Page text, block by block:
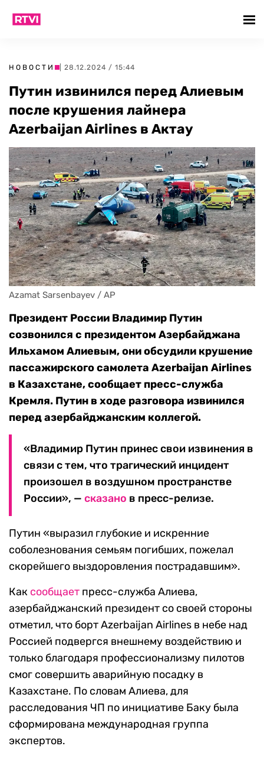
НОВОСТИ | 28.12.2024 / 15:44
Путин извинился перед Алиевым
после крушения лайнера
Azerbaijan Airlines в Актау
Azamat Sarsenbayev / AP
Президент России Владимир Путин
созвонился с президентом Азербайджана
Ильхамом Алиевым, они обсудили крушение
пассажирского самолета Azerbaijan Airlines
в Казахстане, сообщает пресс-служба
Кремля. Путин в ходе разговора извинился
перед азербайджанским коллегой.
«Владимир Путин принес свои извинения в
связи с тем, что трагический инцидент
произошел в воздушном пространстве
России», — сказано в пресс-релизе.
Путин «выразил глубокие и искренние
соболезнования семьям погибших, пожелал
скорейшего выздоровления пострадавшим».
Как сообщает пресс-служба Алиева,
азербайджанский президент со своей стороны
отметил, что борт Azerbaijan Airlines в небе над
Россией подвергся внешнему воздействию и
только благодаря профессионализму пилотов
смог совершить аварийную посадку в
Казахстане. По словам Алиева, для
расследования ЧП по инициативе Баку была
сформирована международная группа
экспертов.